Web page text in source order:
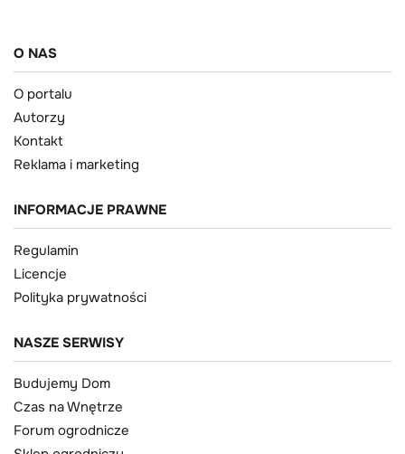
O NAS
O portalu
Autorzy
Kontakt
Reklama i marketing
INFORMACJE PRAWNE
Regulamin
Licencje
Polityka prywatności
NASZE SERWISY
Budujemy Dom
Czas na Wnętrze
Forum ogrodnicze